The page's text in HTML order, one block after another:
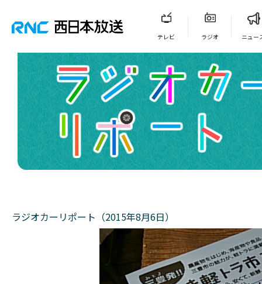
テレビ ラジオ ニュー
ラジオカーリポート（2015年8月6日）